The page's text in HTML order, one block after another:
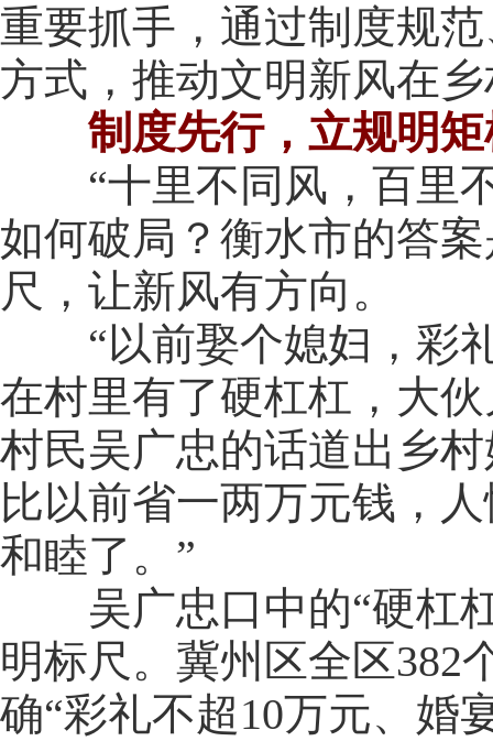
重要抓手，通过制度规
方式，推动文明新风在
制度先行，立规明
“十里不同风，百里不
如何破局？衡水市的答
尺，让新风有方向。
“以前娶个媳妇，彩礼
在村里有了硬杠杠，大
村民吴广忠的话道出乡
比以前省一两万元钱，
和睦了。”
吴广忠口中的“硬杠杠
明标尺。冀州区全区382
确“彩礼不超10万元、婚